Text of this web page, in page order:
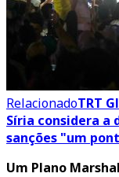
RelacionadoTRT
Síria considera a
sanções "um
Um Plano